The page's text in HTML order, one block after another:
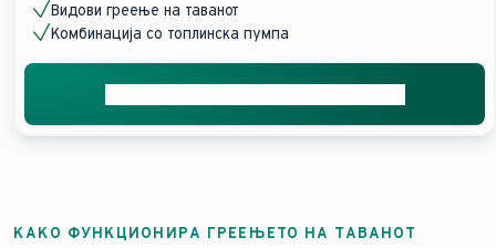
Видови греење на таванот
Комбинација со топлинска пумпа
КАКО ФУНКЦИОНИРА ГРЕЕЊЕТО НА ТАВАНОТ